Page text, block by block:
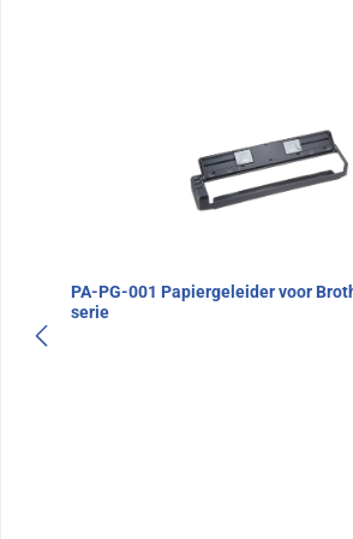
PA-PG-001 Papiergeleider voor
serie